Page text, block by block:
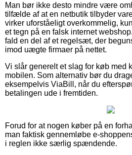
Man bør ikke desto mindre være
tilfælde af at en netbutik tilbyder
virker uforståeligt overkommelig,
et tegn på en falsk internet
fald en del af et regelsæt, der
imod uægte firmaer på nettet.
Vi slår generelt et slag for køb med
mobilen. Som alternativ bør du
eksempelvis ViaBill, når du
betalingen ude i fremtiden.
Forud for at nogen køber på en
man faktisk gennemløbe e-
i reglen ikke særlig spændende.